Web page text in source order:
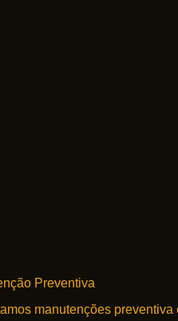
Preventiva
manutenções preventiva